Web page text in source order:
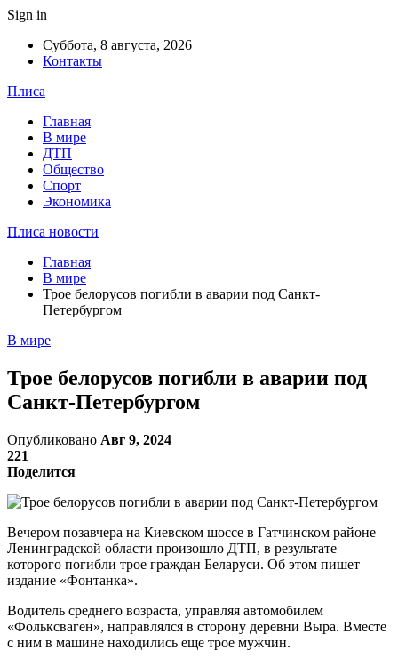
Sign in
Суббота, 8 августа, 2026
Контакты
Плиса
Главная
В мире
ДТП
Общество
Спорт
Экономика
Плиса новости
Главная
В мире
Трое белорусов погибли в аварии под Санкт-
Петербургом
В мире
Трое белорусов погибли в аварии под
Санкт-Петербургом
Опубликовано Авг 9, 2024
221
Поделится
Вечером позавчера на Киевском шоссе в Гатчинском районе
Ленинградской области произошло ДТП, в результате
которого погибли трое граждан Беларуси. Об этом пишет
издание «Фонтанка».
Водитель среднего возраста, управляя автомобилем
«Фольксваген», направлялся в сторону деревни Выра. Вместе
с ним в машине находились еще трое мужчин.